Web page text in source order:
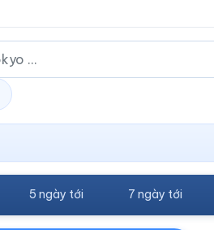
5 ngày tới 7 ngày tới